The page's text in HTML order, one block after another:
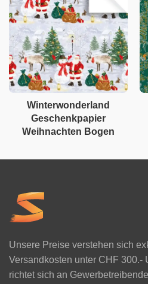
Winterwonderland
Geschenkpapier
Weihnachten Bogen
Unsere Preise verstehen sich
Versandkosten unter CHF 300.-
richtet sich an